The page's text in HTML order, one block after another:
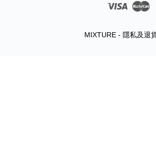
Visa
MIXTURE - 隱私及退